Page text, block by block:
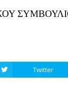
Twitter